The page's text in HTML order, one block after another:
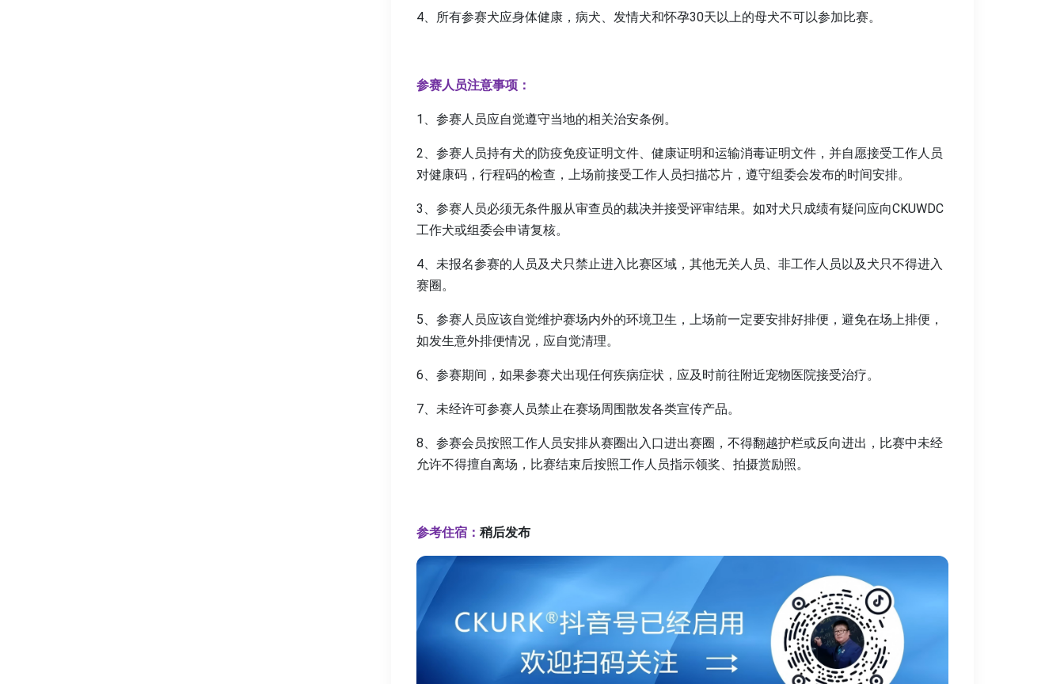
4、所有参赛犬应身体健康，病犬、发情犬和怀孕30天以上的母犬不可以参加比赛。
参赛人员注意事项：
1、参赛人员应自觉遵守当地的相关治安条例。
2、参赛人员持有犬的防疫免疫证明文件、健康证明和运输消毒证明文件，并自愿接受工作人员
对健康码，行程码的检查，上场前接受工作人员扫描芯片，遵守组委会发布的时间安排。
3、参赛人员必须无条件服从审查员的裁决并接受评审结果。如对犬只成绩有疑问应向CKUWDC
工作犬或组委会申请复核。
4、未报名参赛的人员及犬只禁止进入比赛区域，其他无关人员、非工作人员以及犬只不得进入
赛圈。
5、参赛人员应该自觉维护赛场内外的环境卫生，上场前一定要安排好排便，避免在场上排便，
如发生意外排便情况，应自觉清理。
6、参赛期间，如果参赛犬出现任何疾病症状，应及时前往附近宠物医院接受治疗。
7、未经许可参赛人员禁止在赛场周围散发各类宣传产品。
8、参赛会员按照工作人员安排从赛圈出入口进出赛圈，不得翻越护栏或反向进出，比赛中未经
允许不得擅自离场，比赛结束后按照工作人员指示领奖、拍摄赏励照。
参考住宿： 稍后发布